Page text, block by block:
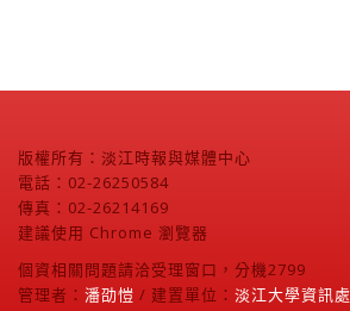
版權所有：淡江時報與媒體中心
電話：02-26250584
傳真：02-26214169
建議使用 Chrome 瀏覽器
個資相關問題請洽受理窗口，分機2799
管理者： 潘劭愷 / 建置單位： 淡江大學資訊處